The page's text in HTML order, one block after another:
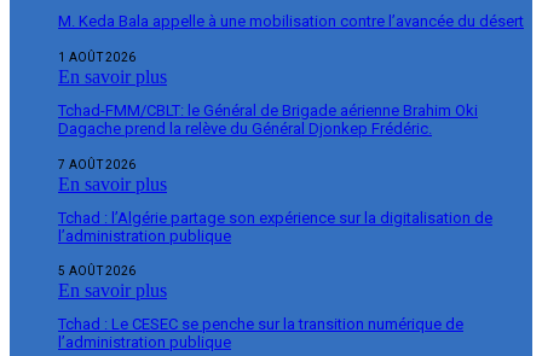
M. Keda Bala appelle à une mobilisation contre l’avancée du désert
1 AOÛT 2026
En savoir plus
Tchad-FMM/CBLT: le Général de Brigade aérienne Brahim Oki
Dagache prend la relève du Général Djonkep Frédéric.
7 AOÛT 2026
En savoir plus
Tchad : l’Algérie partage son expérience sur la digitalisation de
l’administration publique
5 AOÛT 2026
En savoir plus
Tchad : Le CESEC se penche sur la transition numérique de
l’administration publique